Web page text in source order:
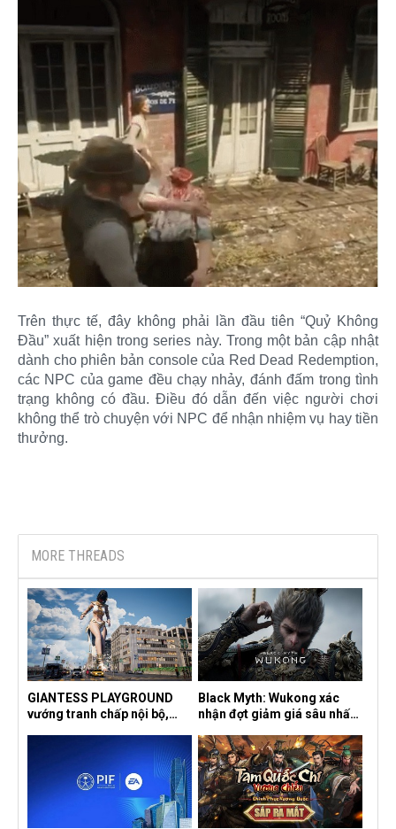
Trên thực tế, đây không phải lần đầu tiên “Quỷ Không
Đầu” xuất hiện trong series này. Trong một bản cập nhật
dành cho phiên bản console của Red Dead Redemption,
các NPC của game đều chạy nhảy, đánh đấm trong tình
trạng không có đầu. Điều đó dẫn đến việc người chơi
không thể trò chuyện với NPC để nhận nhiệm vụ hay tiền
thưởng.​
MORE THREADS
GIANTESS PLAYGROUND
vướng tranh chấp nội bộ,
ngầm chiếm đoạt doanh thu
Black Myth: Wukong xác
nhận đợt giảm giá sâu nhất
trên mọi nền tảng